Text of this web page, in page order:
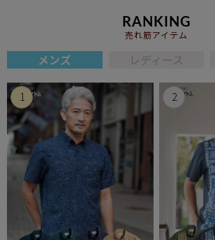
RANKING
売れ筋アイテム
メンズ レディース